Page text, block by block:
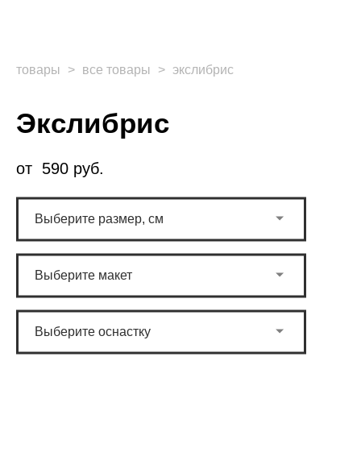
товары > все товары > экслибрис
Экслибрис
от 590 pуб.
Выберите размер, см
Выберите макет
Выберите оснастку